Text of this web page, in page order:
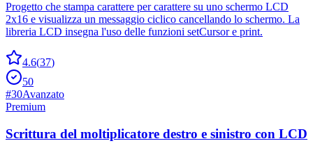
Progetto che stampa carattere per carattere su uno schermo LCD
2x16 e visualizza un messaggio ciclico cancellando lo schermo. La
libreria LCD insegna l'uso delle funzioni setCursor e print.
4.6(37)
50
#30Avanzato
Premium
Scrittura del moltiplicatore destro e sinistro con LCD